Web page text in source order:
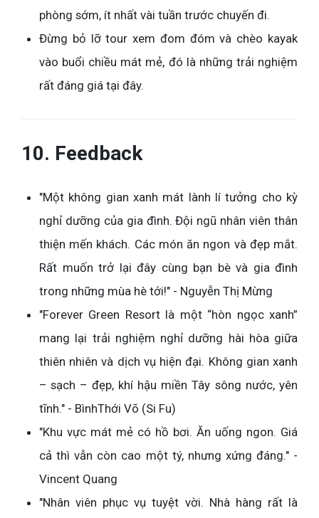
phòng sớm, ít nhất vài tuần trước chuyến đi.
Đừng bỏ lỡ tour xem đom đóm và chèo kayak
vào buổi chiều mát mẻ, đó là những trải nghiệm
rất đáng giá tại đây.
10. Feedback
"Một không gian xanh mát lành lí tưởng cho kỳ
nghỉ dưỡng của gia đình. Đội ngũ nhân viên thân
thiện mến khách. Các món ăn ngon và đẹp mắt.
Rất muốn trở lại đây cùng bạn bè và gia đình
trong những mùa hè tới!" - Nguyễn Thị Mừng
"Forever Green Resort là một “hòn ngọc xanh”
mang lại trải nghiệm nghỉ dưỡng hài hòa giữa
thiên nhiên và dịch vụ hiện đại. Không gian xanh
– sạch – đẹp, khí hậu miền Tây sông nước, yên
tĩnh." - BìnhThới Võ (Si Fu)
"Khu vực mát mẻ có hồ bơi. Ăn uống ngon. Giá
cả thì vẫn còn cao một tý, nhưng xứng đáng." -
Vincent Quang
"Nhân viên phục vụ tuyệt vời. Nhà hàng rất là